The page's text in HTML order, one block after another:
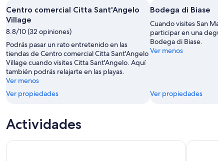
9
ago
la
noche,
9
ago
-
10
ago
el
próximo
fin
de
semana,
14
ago
-
16
ago
Centro comercial Citta Sant'Angelo
Village
8.8/10 (32 opiniones)
Podrás pasar un rato entretenido en las
tiendas de Centro comercial Citta Sant'Angelo
Village cuando visites Citta Sant'Angelo. Aquí
también podrás relajarte en las playas.
Ver menos
Ver propiedades
Bodega di Biase
Cuando visites San
participar en una
Bodega di Biase.
Ver menos
Ver propiedades
Actividades
Abruzos: visita y degustación de vinos a una bodegaViñedos